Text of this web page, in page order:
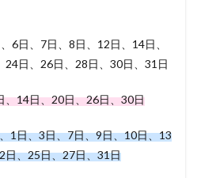
6日、7日、8日、12日、14日、
日、26日、28日、30日、31日
、14日、20日、26日、30日
1日、3日、7日、9日、10日、13
日、25日、27日、31日